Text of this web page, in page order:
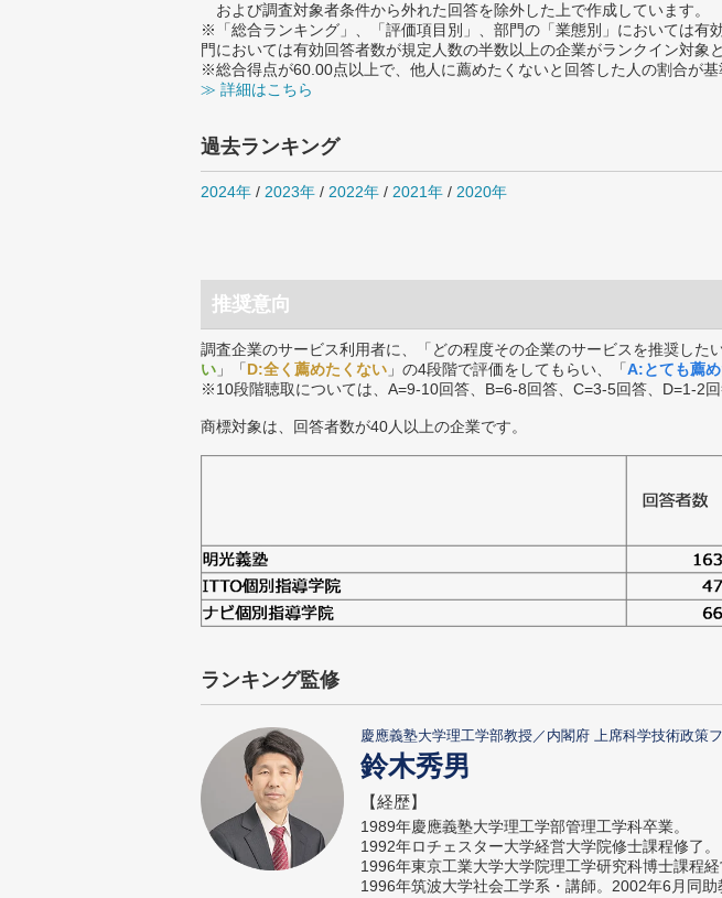
および調査対象者条件から外れた回答を除外した上で作成しています。
※「総合ランキング」、「評価項目別」、部門の「業態別」においては有
門においては有効回答者数が規定人数の半数以上の企業がランクイン対象
※総合得点が60.00点以上で、他人に薦めたくないと回答した人の割合が基
≫ 詳細はこちら
過去ランキング
2024年 / 2023年 / 2022年 / 2021年 / 2020年
推奨意向
調査企業のサービス利用者に、「どの程度その企業のサービスを推奨した
い 」「D:全く薦めたくない 」の4段階で評価をしてもらい、「A:とても薦
※10段階聴取については、A=9-10回答、B=6-8回答、C=3-5回答、D=1-2回
商標対象は、回答者数が40人以上の企業です。
ランキング監修
慶應義塾大学理工学部教授／内閣府 上席科学技術政策
鈴木秀男
【経歴】
1989年慶應義塾大学理工学部管理工学科卒業。
1992年ロチェスター大学経営大学院修士課程修了。
1996年東京工業大学大学院理工学研究科博士課程
1996年筑波大学社会工学系・講師。2002年6月同助